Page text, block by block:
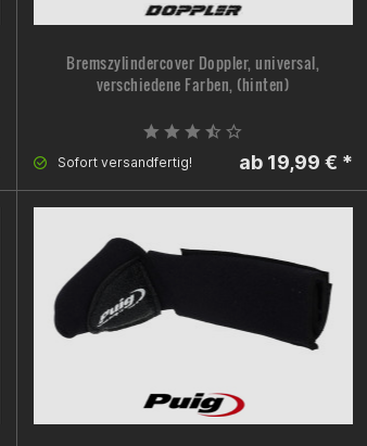
Bremszylindercover Doppler, universal,
verschiedene Farben, (hinten)
Sofort versandfertig! ab 19,99 € *